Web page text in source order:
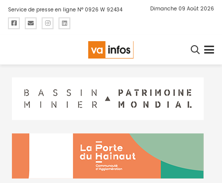
Service de presse en ligne N° 0926 W 92434 Dimanche 09 Août 2026